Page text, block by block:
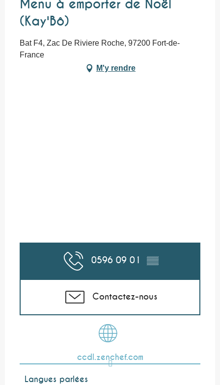
Menu à emporter de Noël
(Kay'Bô)
Bat F4, Zac De Riviere Roche, 97200 Fort-de-
France
M'y rendre
0596 09 01 ▒▒
Contactez-nous
ccdl.zenchef.com
Langues parlées
Langues parlées